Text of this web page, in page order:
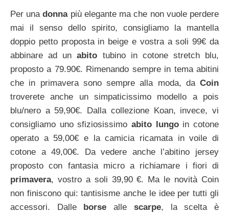
Per unadonnapiù elegante ma che non vuole perdere
mai il senso dello spirito, consigliamo la mantella
doppio petto proposta in beige e vostra a soli 99€ da
abbinare ad un abito tubino in cotone stretch blu,
proposto a 79.90€. Rimenando sempre in tema abitini
che in primavera sono sempre alla moda, da Coin
troverete anche un simpaticissimo modello a pois
blu/nero a 59,90€. Dalla collezione Koan, invece, vi
consigliamo uno sfiziosissimo abito lungoin cotone
operato a 59,00€ e la camicia ricamata in voile di
cotone a 49,00€. Da vedere anche l’abitino jersey
proposto con fantasia micro a richiamare i fiori di
primavera, vostro a soli 39,90 €. Ma le novità Coin
non finiscono qui: tantisisme anche le idee per tutti gli
accessori. Dalle borse alle scarpe, la scelta è